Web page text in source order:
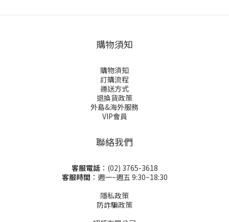
購物須知
購物須知
訂購流程
運送方式
退換貨政策
外島&海外服務
VIP會員
聯絡我們
客服電話：(02) 3765-3618
客服時間 ：週一~週五 9:30~18:30
隱私政策
防詐騙政策